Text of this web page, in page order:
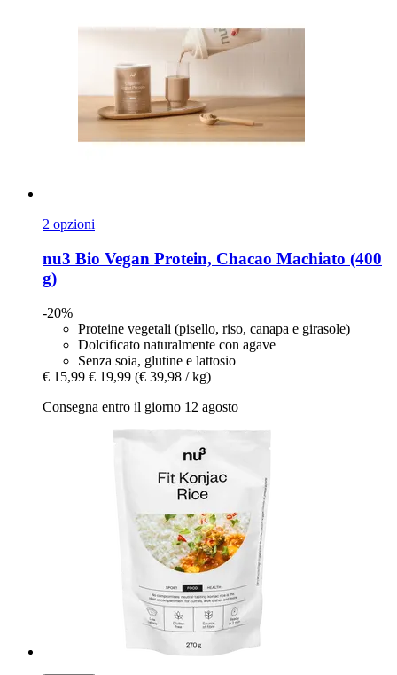
2 opzioni
nu3 Bio Vegan Protein, Chacao Machiato (400
g)
-20%
Proteine vegetali (pisello, riso, canapa e girasole)
Dolcificato naturalmente con agave
Senza soia, glutine e lattosio
€ 15,99 € 19,99 (€ 39,98 / kg)
Consegna entro il giorno 12 agosto